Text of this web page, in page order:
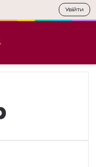
Увійти